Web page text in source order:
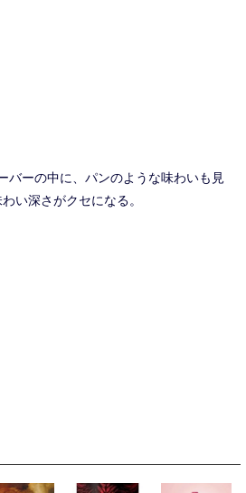
バーの中に、パンのような味わいも見
い深さがクセになる。